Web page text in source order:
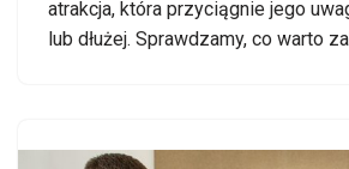
atrakcja, która przyciągnie jego
lub dłużej. Sprawdzamy, co warto